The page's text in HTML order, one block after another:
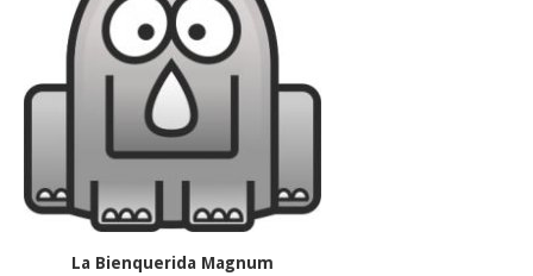
La Bienquerida Magnum